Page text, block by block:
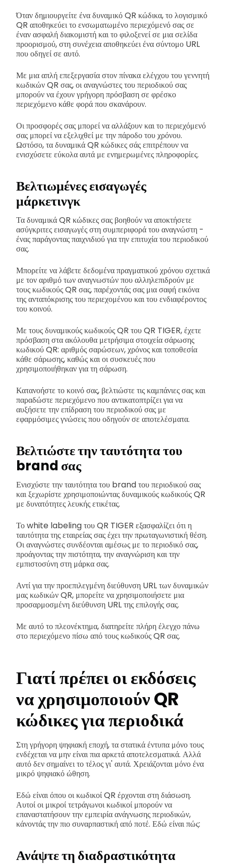
Όταν δημιουργείτε ένα δυναμικό QR κώδικα, το λογισμικό
QR αποθηκεύει το ενσωματωμένο περιεχόμενό σας σε
έναν ασφαλή διακομιστή και το φιλοξενεί σε μια σελίδα
προορισμού, στη συνέχεια αποθηκεύει ένα σύντομο URL
που οδηγεί σε αυτό.
Με μια απλή επεξεργασία στον πίνακα ελέγχου του γεννητή
κωδικών QR σας, οι αναγνώστες του περιοδικού σας
μπορούν να έχουν γρήγορη πρόσβαση σε φρέσκο
περιεχόμενο κάθε φορά που σκανάρουν.
Οι προσφορές σας μπορεί να αλλάξουν και το περιεχόμενό
σας μπορεί να εξελιχθεί με την πάροδο του χρόνου.
Ωστόσο, τα δυναμικά QR κώδικες σάς επιτρέπουν να
ενισχύσετε εύκολα αυτά με ενημερωμένες πληροφορίες.
Βελτιωμένες εισαγωγές
μάρκετινγκ
Τα δυναμικά QR κώδικες σας βοηθούν να αποκτήσετε
ασύγκριτες εισαγωγές στη συμπεριφορά του αναγνώστη -
ένας παράγοντας παιχνιδιού για την επιτυχία του περιοδικού
σας.
Μπορείτε να λάβετε δεδομένα πραγματικού χρόνου σχετικά
με τον αριθμό των αναγνωστών που αλληλεπιδρούν με
τους κωδικούς QR σας, παρέχοντάς σας μια σαφή εικόνα
της ανταπόκρισης του περιεχομένου και του ενδιαφέροντος
του κοινού.
Με τους δυναμικούς κωδικούς QR του QR TIGER, έχετε
πρόσβαση στα ακόλουθα μετρήσιμα στοιχεία σάρωσης
κωδικού QR: αριθμός σαρώσεων, χρόνος και τοποθεσία
κάθε σάρωσης, καθώς και οι συσκευές που
χρησιμοποιήθηκαν για τη σάρωση.
Κατανοήστε το κοινό σας, βελτιώστε τις καμπάνιες σας και
παραδώστε περιεχόμενο που αντικατοπτρίζει για να
αυξήσετε την επίδραση του περιοδικού σας με
εφαρμόσιμες γνώσεις που οδηγούν σε αποτελέσματα.
Βελτιώστε την ταυτότητα του
brand σας
Ενισχύστε την ταυτότητα του brand του περιοδικού σας
και ξεχωρίστε χρησιμοποιώντας δυναμικούς κωδικούς QR
με δυνατότητες λευκής ετικέτας.
Το white labeling του QR TIGER εξασφαλίζει ότι η
ταυτότητα της εταιρείας σας έχει την πρωταγωνιστική θέση.
Οι αναγνώστες συνδέονται αμέσως με το περιοδικό σας,
προάγοντας την πιστότητα, την αναγνώριση και την
εμπιστοσύνη στη μάρκα σας.
Αντί για την προεπιλεγμένη διεύθυνση URL των δυναμικών
μας κωδικών QR, μπορείτε να χρησιμοποιήσετε μια
προσαρμοσμένη διεύθυνση URL της επιλογής σας.
Με αυτό το πλεονέκτημα, διατηρείτε πλήρη έλεγχο πάνω
στο περιεχόμενο πίσω από τους κωδικούς QR σας.
Γιατί πρέπει οι εκδόσεις
να χρησιμοποιούν QR
κώδικες για περιοδικά
Στη γρήγορη ψηφιακή εποχή, τα στατικά έντυπα μόνο τους
ενδέχεται να μην είναι πια αρκετά αποτελεσματικά. Αλλά
αυτό δεν σημαίνει το τέλος γι' αυτά. Χρειάζονται μόνο ένα
μικρό ψηφιακό ώθηση.
Εδώ είναι όπου οι κωδικοί QR έρχονται στη διάσωση.
Αυτοί οι μικροί τετράγωνοι κωδικοί μπορούν να
επαναστατήσουν την εμπειρία ανάγνωσης περιοδικών,
κάνοντάς την πιο συναρπαστική από ποτέ. Εδώ είναι πώς:
Ανάψτε τη διαδραστικότητα